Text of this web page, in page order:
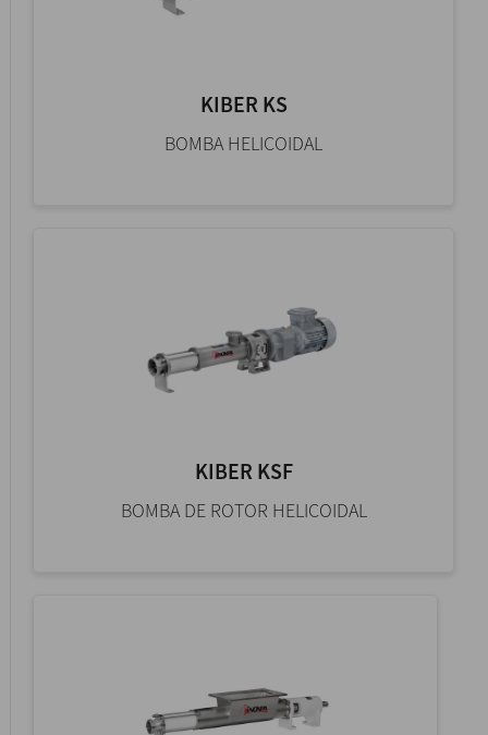
KIBER KS
BOMBA HELICOIDAL
KIBER KSF
BOMBA DE ROTOR HELICOIDAL